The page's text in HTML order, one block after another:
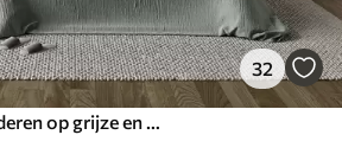
32
Groene tropische bladeren op grijze en witte achtergrond